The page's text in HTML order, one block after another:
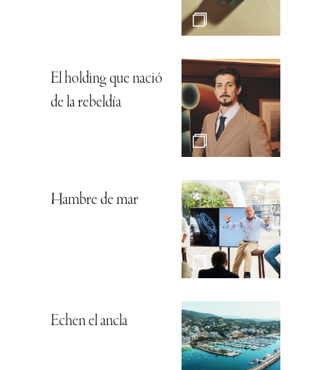
El holding que nació
de la rebeldía
Hambre de mar
Echen el ancla